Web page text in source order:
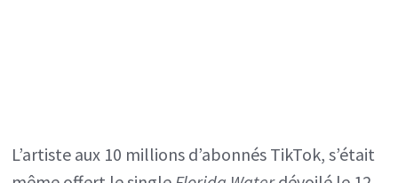
L’artiste aux 10 millions d’abonnés TikTok, s’était